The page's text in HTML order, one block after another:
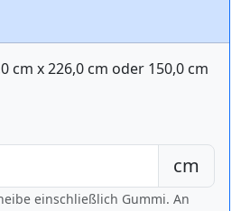
cm x 226,0 cm oder 150,0 cm
cm
einschließlich Gummi. An